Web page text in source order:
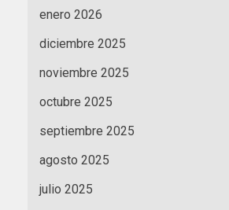
enero 2026
diciembre 2025
noviembre 2025
octubre 2025
septiembre 2025
agosto 2025
julio 2025